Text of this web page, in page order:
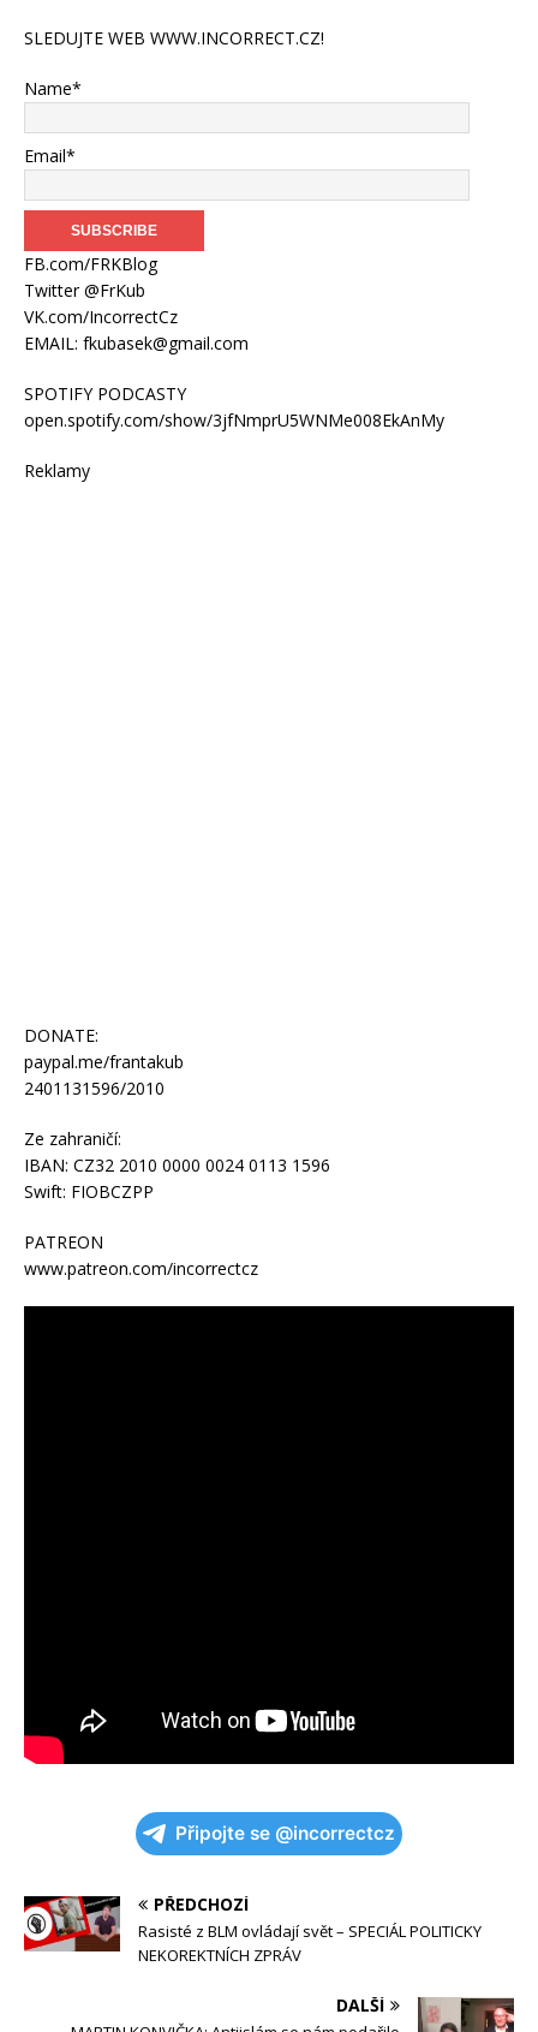
SLEDUJTE WEB WWW.INCORRECT.CZ!
Name*
Email*
FB.com/FRKBlog
Twitter @FrKub
VK.com/IncorrectCz
EMAIL: fkubasek@gmail.com
SPOTIFY PODCASTY
open.spotify.com/show/3jfNmprU5WNMe008EkAnMy
Reklamy
DONATE:
paypal.me/frantakub
2401131596/2010
Ze zahraničí:
IBAN: CZ32 2010 0000 0024 0113 1596
Swift: FIOBCZPP
PATREON
www.patreon.com/incorrectcz
Připojte se @incorrectcz
PŘEDCHOZÍ
Rasisté z BLM ovládají svět – SPECIÁL POLITICKY
NEKOREKTNÍCH ZPRÁV
DALŠÍ